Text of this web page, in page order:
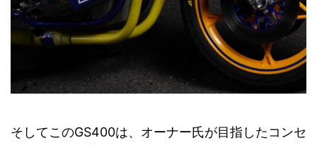
そしてこのGS400は、オーナー氏が目指したコンセ